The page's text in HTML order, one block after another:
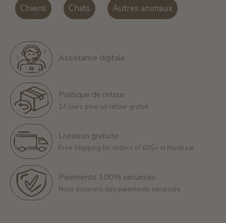
Chiens Chats Autres animaux
Assistance digitale
Politique de retour
14 jours pour un retour gratuit
Livraison gratuite
Free Shipping for orders of 60$+ in Montreal
Paiements 100% sécurisés
Nous assurons des paiements sécurisés